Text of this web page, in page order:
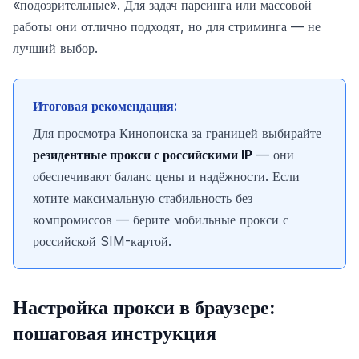
«подозрительные». Для задач парсинга или массовой
работы они отлично подходят, но для стриминга — не
лучший выбор.
Итоговая рекомендация:
Для просмотра Кинопоиска за границей выбирайте
резидентные прокси с российскими IP — они
обеспечивают баланс цены и надёжности. Если
хотите максимальную стабильность без
компромиссов — берите мобильные прокси с
российской SIM-картой.
Настройка прокси в браузере:
пошаговая инструкция